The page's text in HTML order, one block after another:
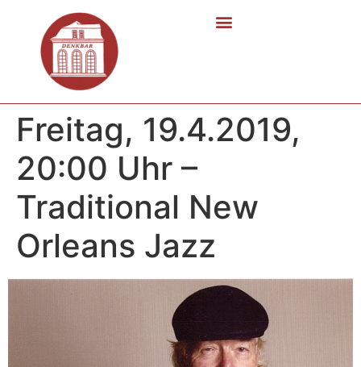
Freitag, 19.4.2019,
20:00 Uhr –
Traditional New
Orleans Jazz